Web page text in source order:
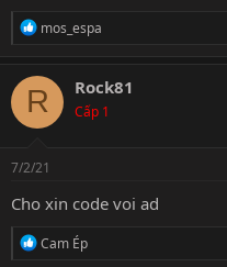
R
c
t
i
o
s
mos_espa
R Rock81
Cấp 1
7/2/21
Cho xin code voi ad
R
Cam Ép